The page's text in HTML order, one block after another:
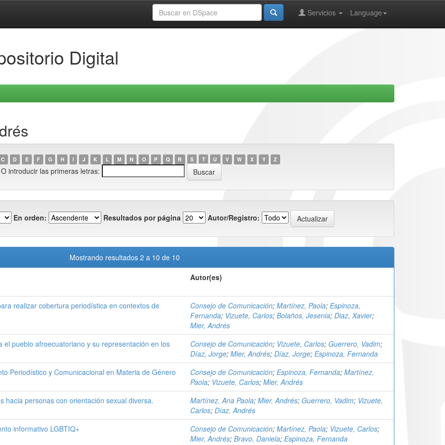
Language
Servicios
Digital
C D E F G H I J K L M N O P Q R S T U V W X Y Z
O introducir las primeras letras:
En orden: Resultados por página Autor/Registro:
Mostrando resultados 2 a 10 de 10
Autor(es)
realizar cobertura periodística en contextos de
Consejo de Comunicación; Martínez, Paola; Espinoza,
Fernanda; Vizuete, Carlos; Bolaños, Jesenia; Diaz, Xavier;
Mier, Andrés
el pueblo afroecuatoriano y su representación en los
Consejo de Comunicación; Vizuete, Carlos; Guerrero, Vadim;
Díaz, Jorge; Mier, Andrés; Díaz, Jorge; Espinoza, Fernanda
Periodístico y Comunicacional en Materia de Género Consejo de Comunicación; Espinoza, Fernanda; Martínez,
Paola; Vizuete, Carlos; Mier, Andrés
hacia personas con orientación sexual diversa. Martínez, Ana Paola; Mier, Andrés; Guerrero, Vadim; Vizuete,
Carlos; Díaz, Andrés
informativo LGBTIQ+ Consejo de Comunicación; Martínez, Paola; Vizuete, Carlos;
Mier, Andrés; Bravo, Daniela; Espinoza, Fernanda